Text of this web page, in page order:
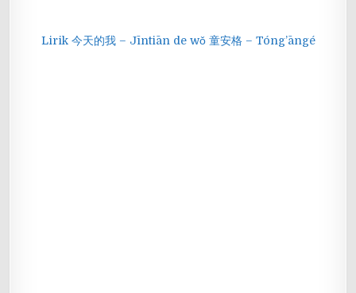
Lirik 今天的我 – Jīntiān de wǒ 童安格 – Tóng’āngé